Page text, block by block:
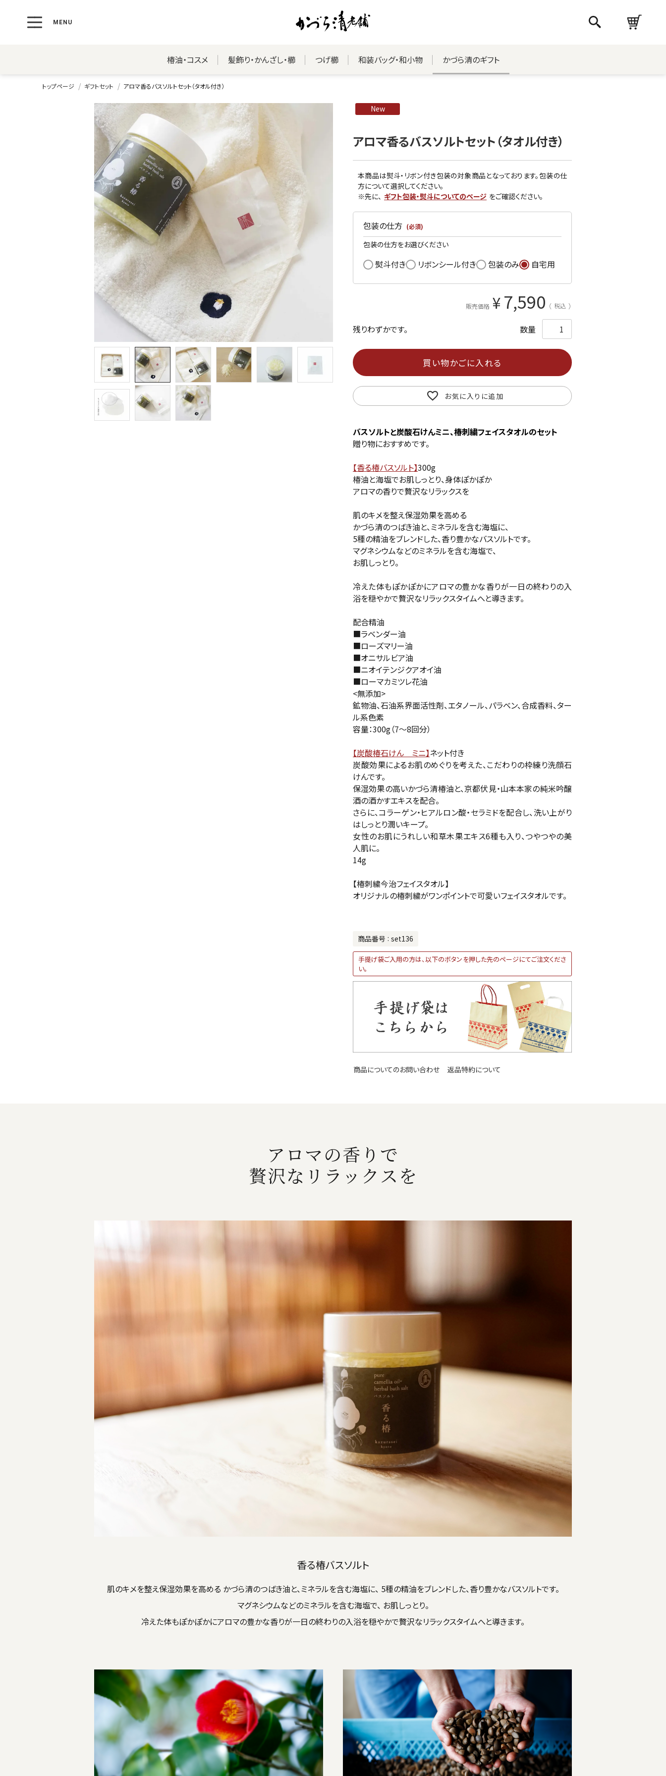
椿油・コスメ 髪飾り・かんざし・櫛 つげ櫛 和装バッグ・和小物 かづら清のギフト
トップページ ギフトセット アロマ香るバスソルトセット（タオル付き）
New
アロマ香るバスソルトセット（タオル付き）
本商品は熨斗・リボン付き包装の対象商品となっております。包装の仕
方について選択してください。
※先に、 ギフト包装・熨斗についてのページ をご確認ください。
包装の仕方 (必須)
包装の仕方をお選びください
熨斗付き リボンシール付き 包装のみ 自宅用
販売価格 ¥7,590 税込
残りわずかです。
お気に入りに追加
買い物かごに入れる
バスソルトと炭酸石けんミニ、椿刺繍フェイスタオルのセット
贈り物におすすめです。
【香る椿バスソルト】300g
椿油と海塩でお肌しっとり、身体ぽかぽか
アロマの香りで贅沢なリラックスを
肌のキメを整え保湿効果を高める
かづら清のつばき油と、ミネラルを含む海塩に、
5種の精油をブレンドした、香り豊かなバスソルトです。
マグネシウムなどのミネラルを含む海塩で、
お肌しっとり。
冷えた体もぽかぽかにアロマの豊かな香りが一日の終わりの入
浴を穏やかで贅沢なリラックスタイムへと導きます。
配合精油
■ラベンダー油
■ローズマリー油
■オニサルビア油
■ニオイテンジクアオイ油
■ローマカミツレ花油
<無添加>
鉱物油、石油系界面活性剤、エタノール、パラベン、合成香料、ター
ル系色素
容量：300g（7～8回分）
【炭酸椿石けん ミニ】ネット付き
炭酸効果によるお肌のめぐりを考えた、こだわりの枠練り洗顔石
けんです。
保湿効果の高いかづら清椿油と、京都伏見・山本本家の純米吟醸
酒の酒かすエキスを配合。
さらに、コラーゲン・ヒアルロン酸・セラミドを配合し、洗い上がり
はしっとり潤いキープ。
女性のお肌にうれしい和草木果エキス6種も入り、つやつやの美
人肌に。
14g
【椿刺繍今治フェイスタオル】
オリジナルの椿刺繍がワンポイントで可愛いフェイスタオルです。
商品番号 set136
手提げ袋ご入用の方は、以下のボタンを押した先のページにてご注文くださ
い。
商品についてのお問い合わせ 返品特約について
アロマの香りで
贅沢なリラックスを
香る椿バスソルト
肌のキメを整え保湿効果を高める かづら清のつばき油と、ミネラルを含む海塩に、 5種の精油をブレンドした、香り豊かなバスソルトです。
マグネシウムなどのミネラルを含む海塩で、 お肌しっとり。
冷えた体もぽかぽかにアロマの豊かな香りが一日の終わりの入浴を穏やかで贅沢なリラックスタイムへと導きます。